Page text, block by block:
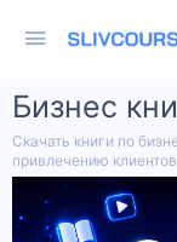
Бизнес
Скачать книги по
привлечению клиентов